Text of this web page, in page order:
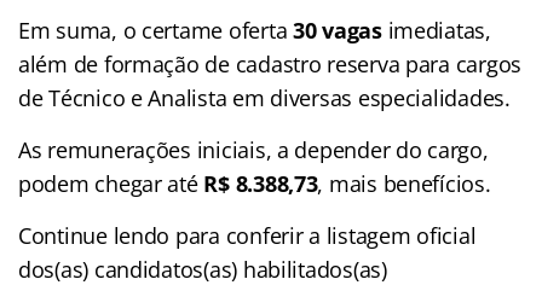
Em suma, o certame oferta 30 vagasimediatas,
além de formação de cadastro reserva para cargos
de Técnico e Analista em diversas especialidades.
As remunerações iniciais, a depender do cargo,
podem chegar até R$ 8.388,73, mais benefícios.
Continue lendo para conferir a listagem oficial
dos(as) candidatos(as) habilitados(as)